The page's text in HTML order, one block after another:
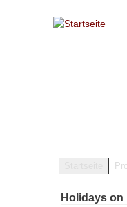
Direkt zum Inhalt
Holidays on